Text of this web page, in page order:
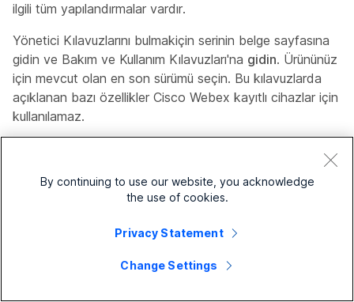
ilgili tüm yapılandırmalar vardır.
Yönetici Kılavuzlarını bulmakiçin serinin belge sayfasına
gidin ve Bakım ve Kullanım Kılavuzları'na gidin. Ürününüz
için mevcut olan en son sürümü seçin. Bu kılavuzlarda
açıklanan bazı özellikler Cisco Webex kayıtlı cihazlar için
kullanılamaz.
https://www.cisco.com/go/desk-
By continuing to use our website, you acknowledge
the use of cookies.
Privacy Statement
Change Settings